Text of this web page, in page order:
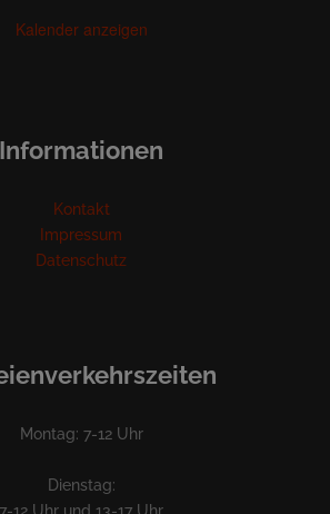
Kalender anzeigen
Informationen
Kontakt
Impressum
Datenschutz
Montag: 7-12 Uhr
Dienstag:
7-12 Uhr und 13-17 Uhr